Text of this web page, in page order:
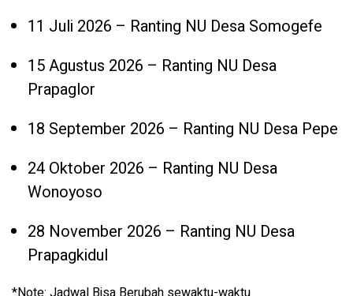
11 Juli 2026 – Ranting NU Desa Somogefe
15 Agustus 2026 – Ranting NU Desa
Prapaglor
18 September 2026 – Ranting NU Desa Pepe
24 Oktober 2026 – Ranting NU Desa
Wonoyoso
28 November 2026 – Ranting NU Desa
Prapagkidul